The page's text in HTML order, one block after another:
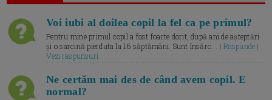
Voi iubi al doilea copil la fel ca pe primul?
Pentru mine primul copil a fost foarte dorit, după ani de așteptări
și o sarcină pierduta la 16 săptămâni. Sunt însărc... | Raspunde |
Vezi raspunsuri
Ne certăm mai des de când avem copil. E
normal?